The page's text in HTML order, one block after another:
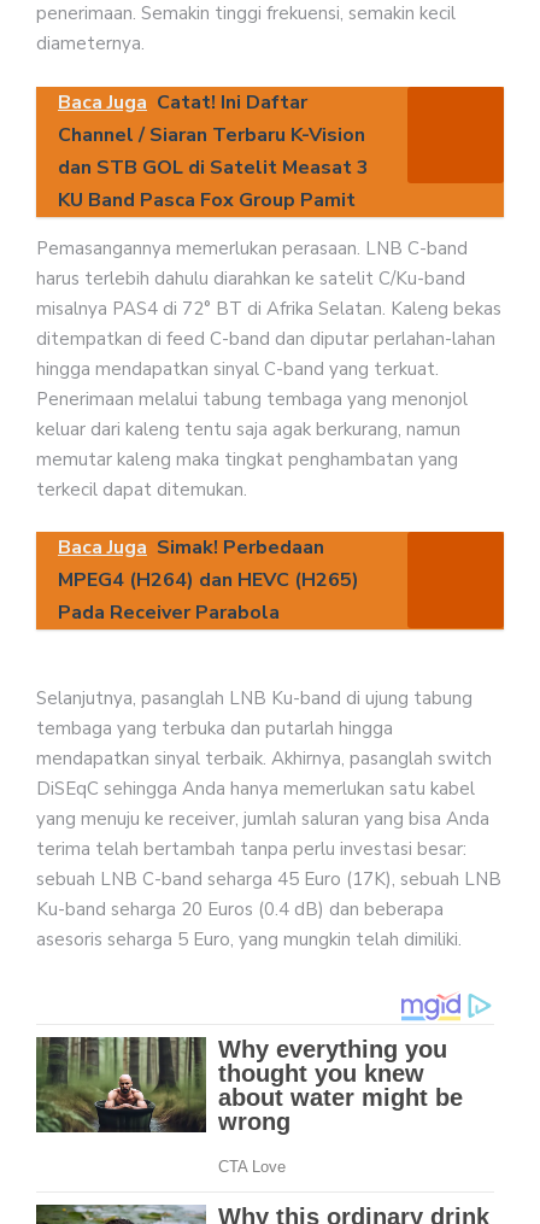
penerimaan. Semakin tinggi frekuensi, semakin kecil
diameternya.
Baca Juga Catat! Ini Daftar
Channel / Siaran Terbaru K-Vision
dan STB GOL di Satelit Measat 3
KU Band Pasca Fox Group Pamit
Pemasangannya memerlukan perasaan. LNB C-band
harus terlebih dahulu diarahkan ke satelit C/Ku-band
misalnya PAS4 di 72° BT di Afrika Selatan. Kaleng bekas
ditempatkan di feed C-band dan diputar perlahan-lahan
hingga mendapatkan sinyal C-band yang terkuat.
Penerimaan melalui tabung tembaga yang menonjol
keluar dari kaleng tentu saja agak berkurang, namun
memutar kaleng maka tingkat penghambatan yang
terkecil dapat ditemukan.
Baca Juga Simak! Perbedaan
MPEG4 (H264) dan HEVC (H265)
Pada Receiver Parabola
Selanjutnya, pasanglah LNB Ku-band di ujung tabung
tembaga yang terbuka dan putarlah hingga
mendapatkan sinyal terbaik. Akhirnya, pasanglah switch
DiSEqC sehingga Anda hanya memerlukan satu kabel
yang menuju ke receiver, jumlah saluran yang bisa Anda
terima telah bertambah tanpa perlu investasi besar:
sebuah LNB C-band seharga 45 Euro (17K), sebuah LNB
Ku-band seharga 20 Euros (0.4 dB) dan beberapa
asesoris seharga 5 Euro, yang mungkin telah dimiliki.